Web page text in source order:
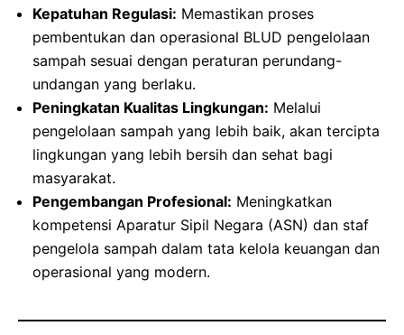
Kepatuhan Regulasi: Memastikan proses
pembentukan dan operasional BLUD pengelolaan
sampah sesuai dengan peraturan perundang-
undangan yang berlaku.
Peningkatan Kualitas Lingkungan: Melalui
pengelolaan sampah yang lebih baik, akan tercipta
lingkungan yang lebih bersih dan sehat bagi
masyarakat.
Pengembangan Profesional: Meningkatkan
kompetensi Aparatur Sipil Negara (ASN) dan staf
pengelola sampah dalam tata kelola keuangan dan
operasional yang modern.